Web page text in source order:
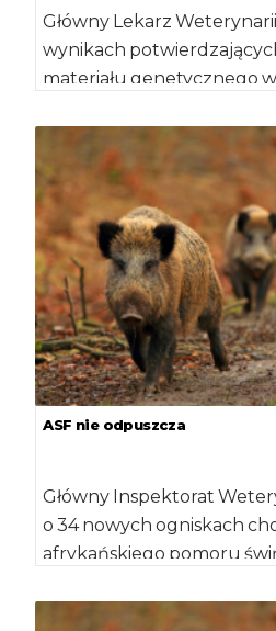
Główny Lekarz
wynikach
materiału genetycznego
ASF nie odpuszcza
Główny Inspektorat
o 34 nowych ogniskach
afrykańskiego pomoru